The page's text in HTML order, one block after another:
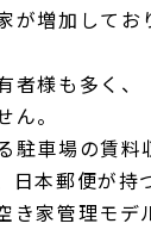
増加してお
者様も多く、
。
駐車場の賃料
日本郵便が持
き家管理モデ